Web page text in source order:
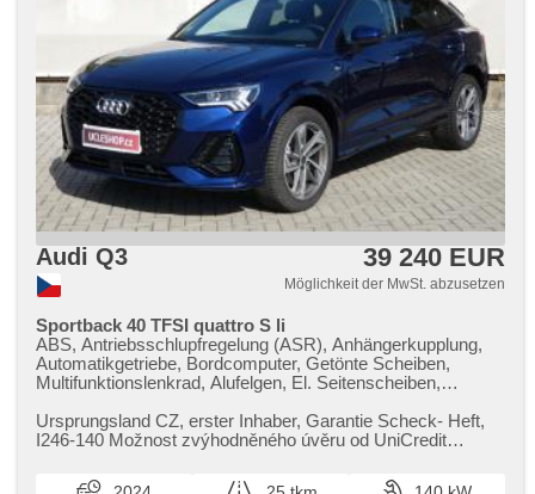
Audi Q3 39 240 EUR
Möglichkeit der MwSt. abzusetzen
Sportback 40 TFSI quattro S li
ABS, Antriebsschlupfregelung (ASR), Anhängerkupplung,
Automatikgetriebe, Bordcomputer, Getönte Scheiben,
Multifunktionslenkrad, Alufelgen, El. Seitenscheiben,
Ausziehbare Kopflehnen, Positionssitze, Autoradio, Teilbare
Rücksitzbank, El. Spiegel, beheizte Spiegel, Servolenkung,
Außenthermometer, Wegfahrsperre, Zentralverriegelung,
Ursprungsland CZ,​ erster Inhaber,​ Garantie Scheck​- Heft,​
I246​-140 Možnost zvýhodněného úvěru od UniCredit